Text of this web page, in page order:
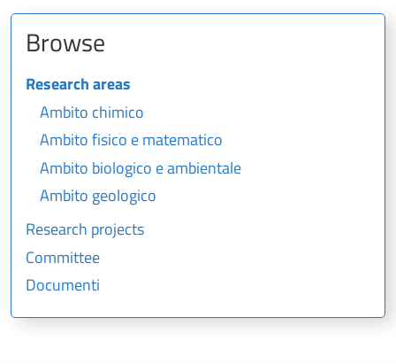
Browse
Research areas
Ambito chimico
Ambito fisico e matematico
Ambito biologico e ambientale
Ambito geologico
Research projects
Committee
Documenti